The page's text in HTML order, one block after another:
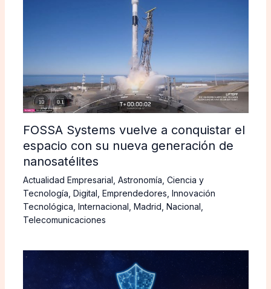
FOSSA Systems vuelve a conquistar el
espacio con su nueva generación de
nanosatélites
Actualidad Empresarial Astronomía Ciencia y
Tecnología Digital Emprendedores Innovación
Tecnológica Internacional Madrid Nacional
Telecomunicaciones